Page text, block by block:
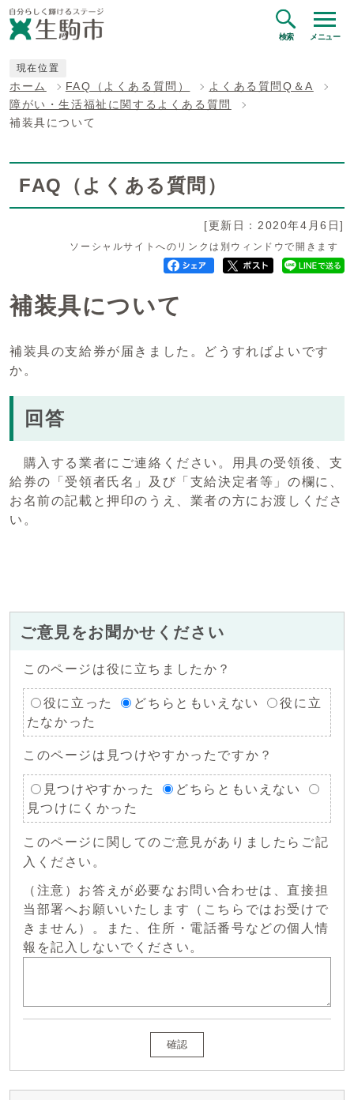
検索 メニュー
現在位置
ホーム FAQ（よくある質問）
よくある質問Q＆A
障がい・生活福祉に関するよくある質問
補装具について
FAQ（よくある質問）
[更新日：2020年4月6日]
ソーシャルサイトへのリンクは別ウィンドウで開きます
補装具について
補装具の支給券が届きました。どうすればよいです
か。
回答
購入する業者にご連絡ください。用具の受領後、支
給券の「受領者氏名」及び「支給決定者等」の欄に、
お名前の記載と押印のうえ、業者の方にお渡しくださ
い。
ご意見をお聞かせください
このページは役に立ちましたか？
役に立った どちらともいえない
役に立
たなかった
このページは見つけやすかったですか？
見つけやすかった
どちらともいえない
見つけにくかった
このページに関してのご意見がありましたらご記
入ください。
（注意）お答えが必要なお問い合わせは、直接担
当部署へお願いいたします（こちらではお受けで
きません）。また、住所・電話番号などの個人情
報を記入しないでください。
確認